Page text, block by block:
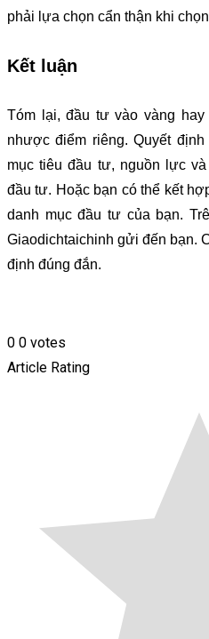
phải lựa chọn cẩn thận khi
Kết luận
Tóm lại, đầu tư vào vàng
nhược điểm riêng. Quyết
mục tiêu đầu tư, nguồn lực
đầu tư. Hoặc bạn có thể kết
danh mục đầu tư của bạn.
Giaodichtaichinh gửi đến bạn.
định đúng đắn.
0 0 votes
Article Rating